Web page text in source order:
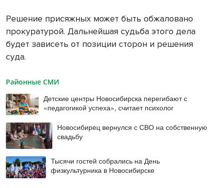
Решение присяжных может быть обжаловано
прокуратурой. Дальнейшая судьба этого дела
будет зависеть от позиции сторон и решения
суда.
Районные СМИ
Детские центры Новосибирска перегибают с
«педагогикой успеха», считает психолог
Новосибирец вернулся с СВО на собственную
свадьбу
Тысячи гостей собрались на День
физкультурника в Новосибирске